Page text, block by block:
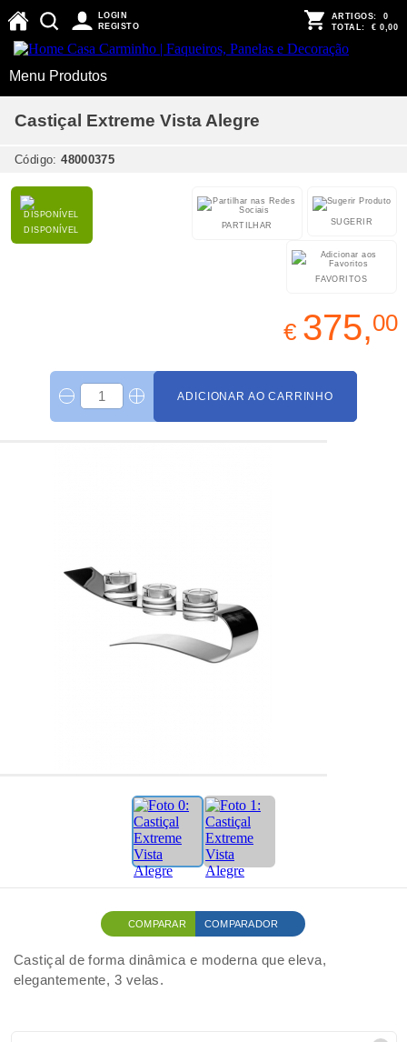
LOGIN
REGISTO
ARTIGOS: 0
TOTAL: € 0,00
Menu Produtos
Castiçal Extreme Vista Alegre
Código:48000375
DISPONÍVEL
SUGERIR
PARTILHAR
FAVORITOS
€ 375,00
ADICIONAR AO CARRINHO
COMPARAR COMPARADOR
Castiçal de forma dinâmica e moderna que eleva,
elegantemente, 3 velas.